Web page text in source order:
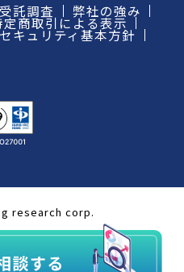
託調査 弊社の強み
定商取引による表示
キュリティ基本方針
research corp.